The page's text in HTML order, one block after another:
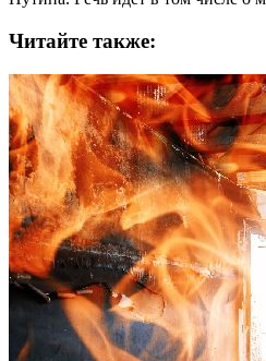
Читайте также: